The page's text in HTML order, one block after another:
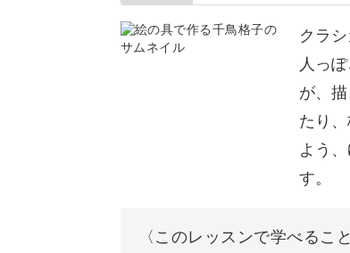
描いているうちに、ラインの
今回のレッスンでは、そのよ
ながら千鳥格子の描き方を丁
◆千鳥格子を作るラインの描き
クラ
人っ
が、
たり
よう
す。
〈このレッスンで学べること